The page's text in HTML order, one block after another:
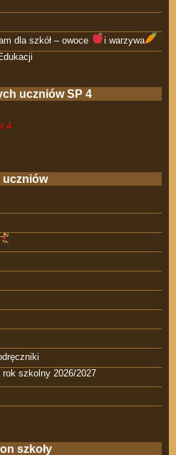
dla szkół – owoce
i warzywa
uczniów SP 4
4
uczniów
rok szkolny 2026/2027
szkoły